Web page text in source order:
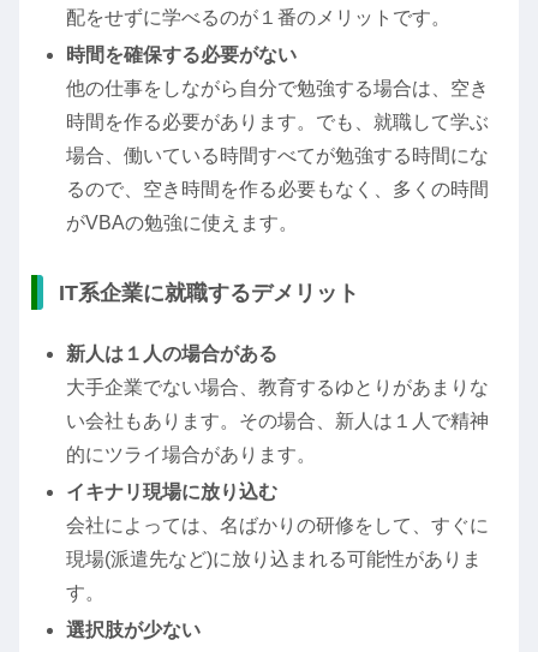
配をせずに学べるのが１番のメリットです。
時間を確保する必要がない
他の仕事をしながら自分で勉強する場合は、空き
時間を作る必要があります。でも、就職して学ぶ
場合、働いている時間すべてが勉強する時間にな
るので、空き時間を作る必要もなく、多くの時間
がVBAの勉強に使えます。
IT系企業に就職するデメリット
新人は１人の場合がある
大手企業でない場合、教育するゆとりがあまりな
い会社もあります。その場合、新人は１人で精神
的にツライ場合があります。
イキナリ現場に放り込む
会社によっては、名ばかりの研修をして、すぐに
現場(派遣先など)に放り込まれる可能性がありま
す。
選択肢が少ない